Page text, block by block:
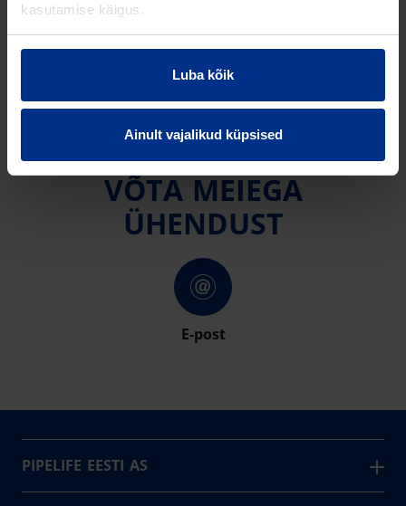
kasutamise käigus.
Luba kõik
Ainult vajalikud küpsised
ALLALAADIMISED
VÕTA MEIEGA
ÜHENDUST
E-post
PIPELIFE EESTI AS
Pipelife on üks maailma juhtivaid plasttorusüsteemide